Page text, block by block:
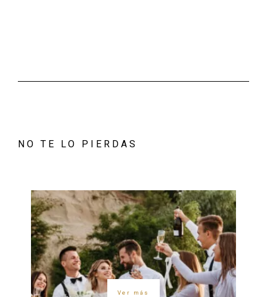
NO TE LO PIERDAS
Ver más